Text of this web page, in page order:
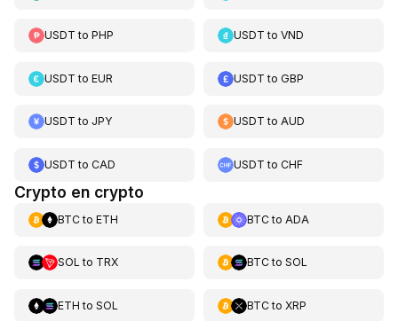
USDT to PHP USDT toVND
USDT to EUR USDT toGBP
USDT to JPY USDT toAUD
USDT to CAD USDT toCHF
Crypto en crypto
BTCto ETH BTCto ADA
SOL to TRX BTCto SOL
ETH to SOL BTCto XRP